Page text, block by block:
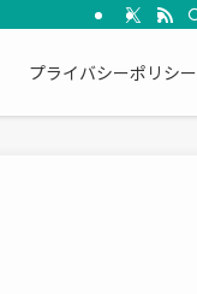
プライバシーポリシー